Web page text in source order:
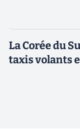
La Corée du
taxis volants